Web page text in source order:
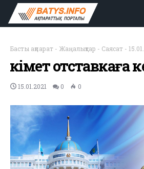
Басты ақпарат - Жаңалықтар - Саясат -
Үкімет отставкаға
15.01.2021 0 0